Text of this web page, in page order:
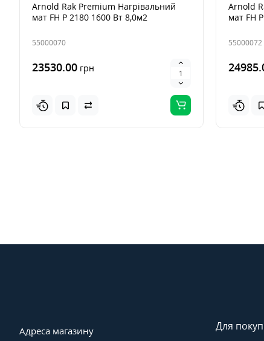
Arnold Rak Premium Нагрівальний
мат FH Р 2180 1600 Вт 8,0м2
55000070
23530.00 грн
Arnold
мат FH
55000072
Адреса магазину Для